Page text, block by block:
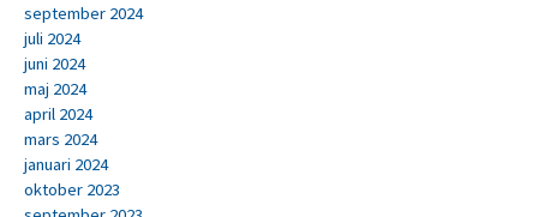
september 2024
juli 2024
juni 2024
maj 2024
april 2024
mars 2024
januari 2024
oktober 2023